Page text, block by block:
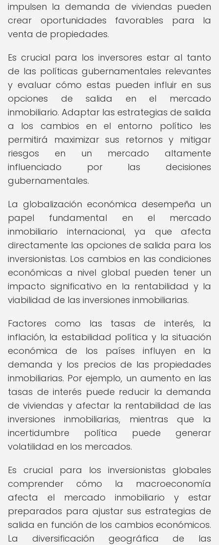
impulsen la demanda de viviendas pueden
crear oportunidades favorables para la
venta de propiedades.
Es crucial para los inversores estar al tanto
de las políticas gubernamentales relevantes
y evaluar cómo estas pueden influir en sus
opciones de salida en el mercado
inmobiliario. Adaptar las estrategias de salida
a los cambios en el entorno político les
permitirá maximizar sus retornos y mitigar
riesgos en un mercado altamente
influenciado por las decisiones
gubernamentales.
La globalización económica desempeña un
papel fundamental en el mercado
inmobiliario internacional, ya que afecta
directamente las opciones de salida para los
inversionistas. Los cambios en las condiciones
económicas a nivel global pueden tener un
impacto significativo en la rentabilidad y la
viabilidad de las inversiones inmobiliarias.
Factores como las tasas de interés, la
inflación, la estabilidad política y la situación
económica de los países influyen en la
demanda y los precios de las propiedades
inmobiliarias. Por ejemplo, un aumento en las
tasas de interés puede reducir la demanda
de viviendas y afectar la rentabilidad de las
inversiones inmobiliarias, mientras que la
incertidumbre política puede generar
volatilidad en los mercados.
Es crucial para los inversionistas globales
comprender cómo la macroeconomía
afecta el mercado inmobiliario y estar
preparados para ajustar sus estrategias de
salida en función de los cambios económicos.
La diversificación geográfica de las